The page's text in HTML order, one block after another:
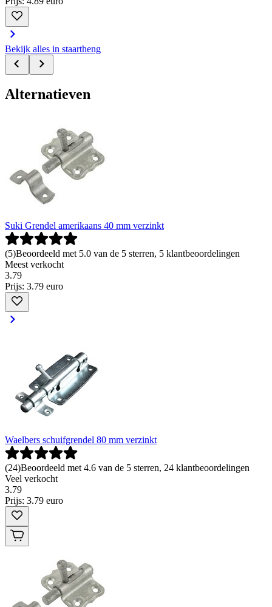
Bekijk alles in staartheng
Alternatieven
Suki Grendel amerikaans 40 mm verzinkt
(5)Beoordeeld met 5.0 van de 5 sterren, 5 klantbeoordelingen
Meest verkocht
3.79
Prijs: 3.79 euro
Waelbers schuifgrendel 80 mm verzinkt
(24)Beoordeeld met 4.6 van de 5 sterren, 24 klantbeoordelingen
Veel verkocht
3.79
Prijs: 3.79 euro